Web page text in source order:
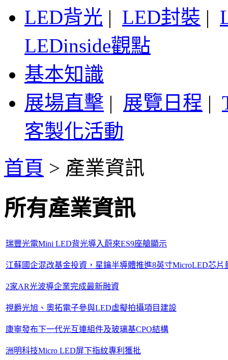
LED背光 | LED封裝 |
LEDinside觀點
基本知識
展場直擊 | 展覽日程 |
客製化活動
首頁 > 產業資訊
所有產業資訊
瑞豐光電Mini LED背光導入蔚來ES9座艙顯示
江蘇國企混改基金投資，星鑰半導體推進8英寸MicroLED芯片
2家AR光波導企業完成最新融資
視爵光旭、奧拓電子參與LED虛擬拍攝項目建設
康寧發布下一代光互連組件及玻璃基CPO結構
洲明科技Micro LED屏下指紋專利獲批